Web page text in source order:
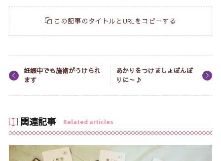
この記事のタイトルとURLをコピーする
妊娠中でも施術がうけられ
ます
あかりをつけましょぼんぼ
りに～♪
関連記事 Related articles